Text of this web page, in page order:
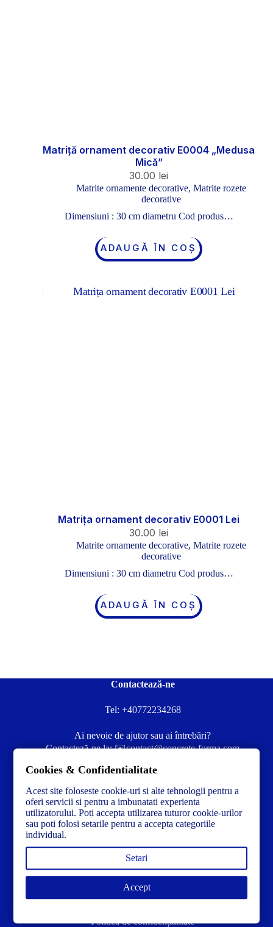
Matriță ornament decorativ E0004 „Medusa
Mică”
30.00 lei
Matrite ornamente decorative, Matrite rozete
decorative
Dimensiuni : 30 cm diametru Cod produs…
ADAUGĂ ÎN COȘ
Matrița ornament decorativ E0001 Lei
30.00 lei
Matrite ornamente decorative, Matrite rozete
decorative
Dimensiuni : 30 cm diametru Cod produs…
ADAUGĂ ÎN COȘ
Contactează-ne
Tel: +40772234268
Ai nevoie de ajutor sau ai întrebări?
Contacteză-ne la:✉️contact@concrete-forma.com
Link-uri utile
Politică de confidențialitate
Cookies & Confidentialitate
Acest site foloseste cookie-uri si alte tehnologii pentru a
oferi servicii si pentru a imbunatati experienta
utilizatorului. Poti accepta utilizarea tuturor cookie-urilor
sau poti folosi setarile pentru a accepta categoriile
individual.
Setari
Accept